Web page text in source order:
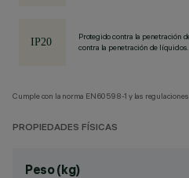
Protegido contra la penetración
contra la penetración de líquidos.
Cumple con la norma EN60598-1 y las
PROPIEDADES FÍSICAS
Peso (kg)